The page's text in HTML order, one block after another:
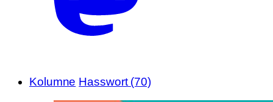
Kolumne Hasswort (70)